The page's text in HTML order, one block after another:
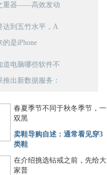
重器——高效发动
达到五竹水平，A
的是iPhone
道电脑哪些软件不
推出新数据服务：
春夏季节不同于秋冬季节，一
双黑
卖鞋导购自述：通常看见穿3
类鞋
在介绍挑选钻戒之前，先给大
家普